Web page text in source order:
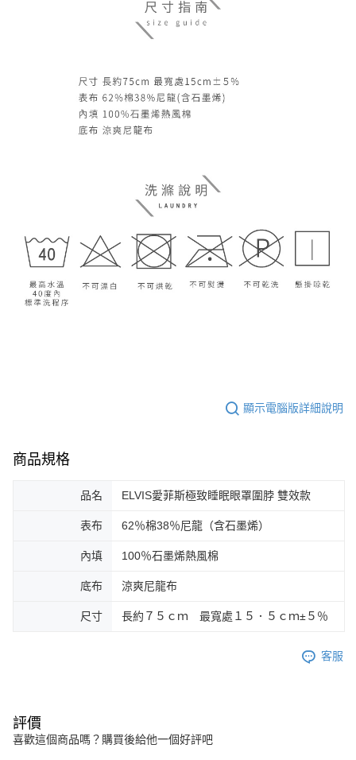
顯示電腦版詳細說明
商品規格
品名 ELVIS愛菲斯極致睡眠眼罩圍脖 雙效款
表布 62％棉38％尼龍（含石墨烯）
內填 100％石墨烯熱風棉
底布 涼爽尼龍布
尺寸 長約７５ｃｍ 最寬處１５．５ｃｍ±５％
客服
評價
喜歡這個商品嗎？購買後給他一個好評吧